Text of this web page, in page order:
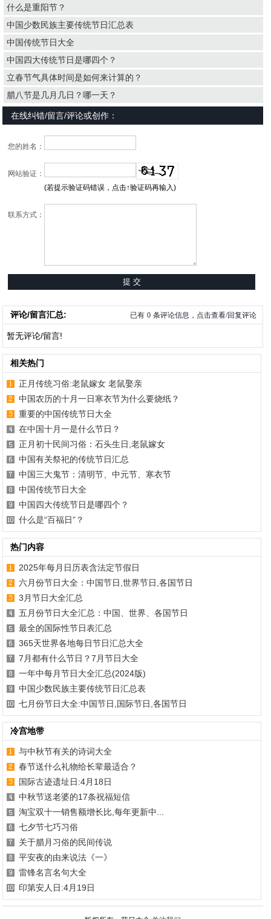
什么是重阳节？
中国少数民族主要传统节日汇总表
中国传统节日大全
中国四大传统节日是哪四个？
立春节气具体时间是如何来计算的？
腊八节是几月几日？哪一天？
在线纠错/留言/评论或创作：
您的姓名：
网站验证：
(若提示验证码错误，点击↑验证码再输入)
联系方式：
评论/留言汇总: 已有 0 条评论信息，点击查看/回复评论
暂无评论/留言!
相关热门
正月传统习俗:老鼠嫁女 老鼠娶亲
中国农历的十月一日寒衣节为什么要烧纸？
重要的中国传统节日大全
在中国十月一是什么节日？
正月初十民间习俗：石头生日,老鼠嫁女
中国有关祭祀的传统节日汇总
中国三大鬼节：清明节、中元节、寒衣节
中国传统节日大全
中国四大传统节日是哪四个？
什么是“百福日”？
热门内容
2025年每月日历表含法定节假日
六月份节日大全：中国节日,世界节日,各国节日
3月节日大全汇总
五月份节日大全汇总：中国、世界、各国节日
最全的国际性节日表汇总
365天世界各地每日节日汇总大全
7月都有什么节日？7月节日大全
一年中每月节日大全汇总(2024版)
中国少数民族主要传统节日汇总表
七月份节日大全:中国节日,国际节日,各国节日
冷宫地带
与中秋节有关的诗词大全
春节送什么礼物给长辈最适合？
国际古迹遗址日:4月18日
中秋节送老婆的17条祝福短信
淘宝双十一销售额增长比,每年更新中...
七夕节七巧习俗
关于腊月习俗的民间传说
平安夜的由来说法《一》
雷锋名言名句大全
印第安人日:4月19日